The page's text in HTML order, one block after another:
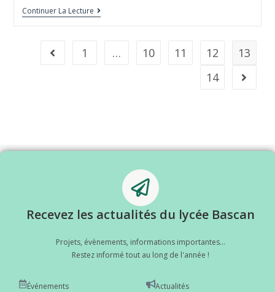
Continuer La Lecture
1 … 10 11 12
13
14
Recevez les actualités du lycée Bascan
Projets, évènements, informations importantes...
Restez informé tout au long de l'année !
Événements Actualités